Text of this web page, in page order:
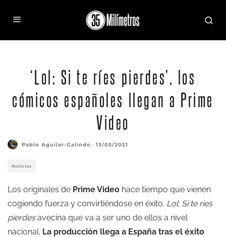
‘Lol: Si te ríes pierdes’, los
cómicos españoles llegan a Prime
Video
Pablo Aguilar-Galindo · 13/05/2021
Noticias
Los originales de Prime Video hace tiempo que vienen
cogiendo fuerza y convirtiéndose en éxito. Lol: Si te ríes
pierdesavecina que va a ser uno de ellos a nivel
nacional. La producción llega a España tras el éxito